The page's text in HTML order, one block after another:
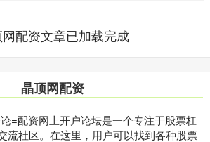
配资文章已加载完成
晶顶网配资
=配资网上开户论坛是一个专注于股票杠
流社区。在这里，用户可以找到各种股票